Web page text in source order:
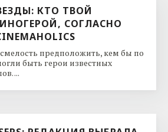
КТО ТВОЙ
СОГЛАСНО
предположить, кем бы по
быть герои известных
...